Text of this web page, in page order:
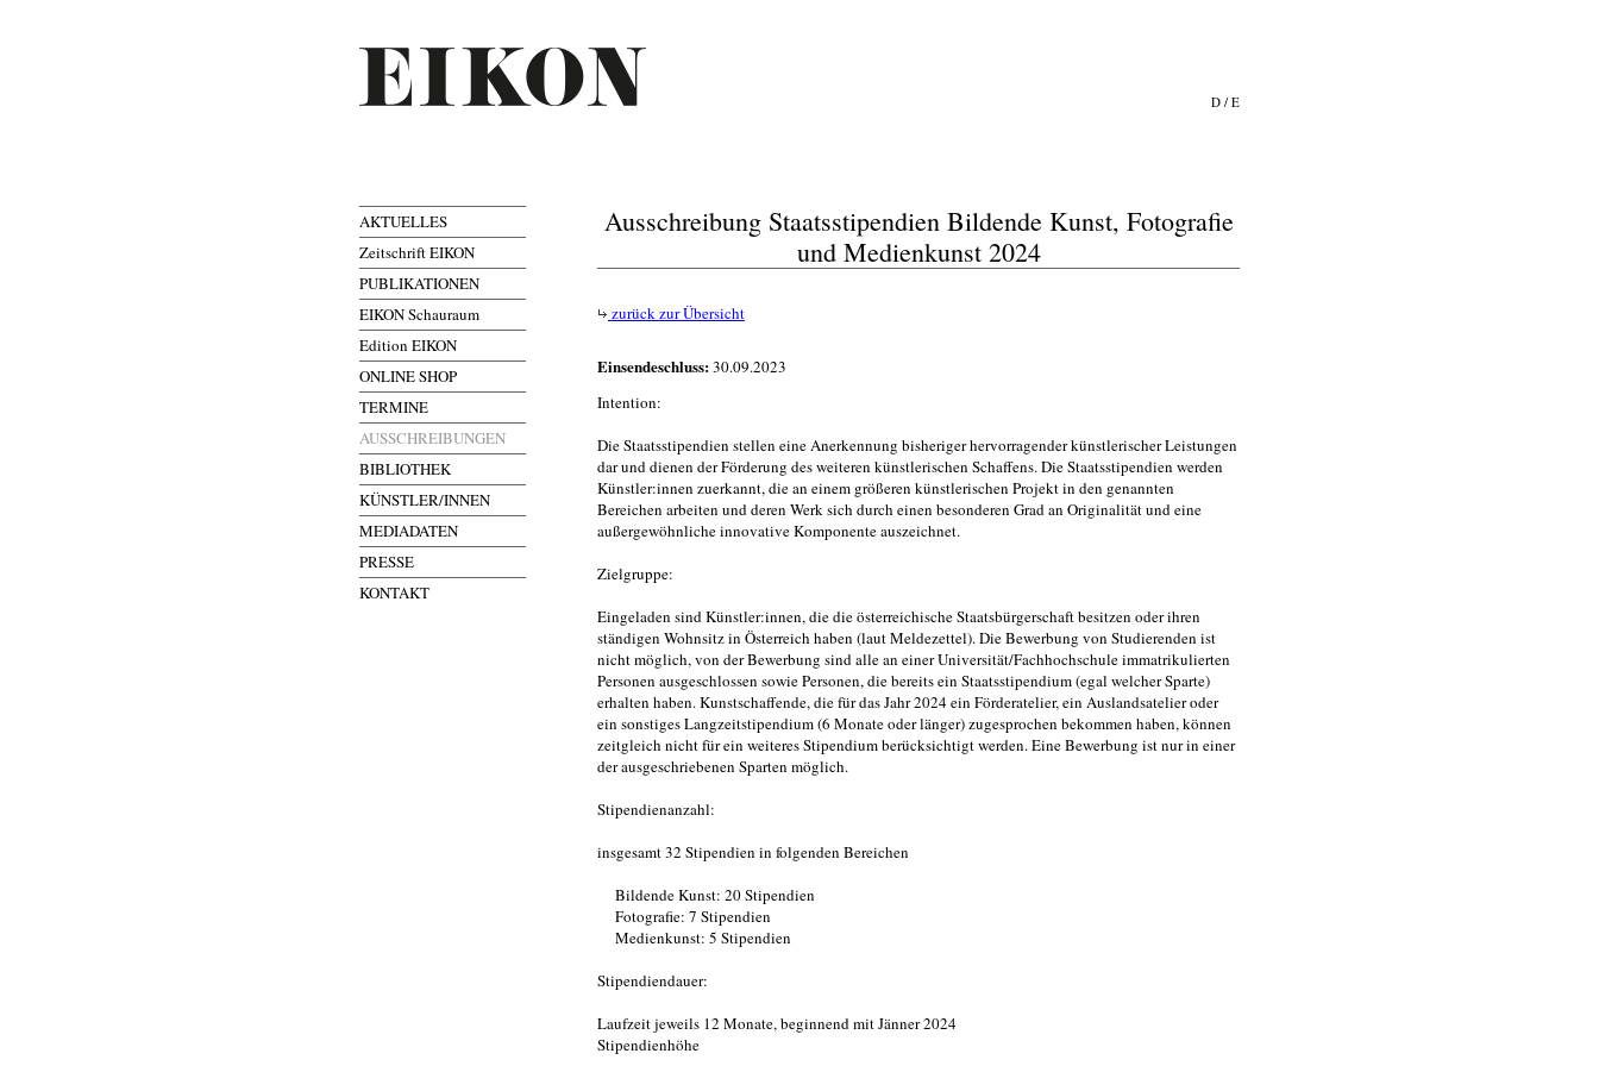
D / E
AKTUELLES
Zeitschrift EIKON
PUBLIKATIONEN
EIKON Schauraum
Edition EIKON
ONLINE SHOP
TERMINE
AUSSCHREIBUNGEN
BIBLIOTHEK
KÜNSTLER/INNEN
MEDIADATEN
PRESSE
KONTAKT
Ausschreibung Staatsstipendien Bildende Kunst, Fotografie
und Medienkunst 2024
zurück zur Übersicht
Einsendeschluss:30.09.2023
Intention:
Die Staatsstipendien stellen eine Anerkennung bisheriger hervorragender künstlerischer Leistungen
dar und dienen der Förderung des weiteren künstlerischen Schaffens. Die Staatsstipendien werden
Künstler:innen zuerkannt, die an einem größeren künstlerischen Projekt in den genannten
Bereichen arbeiten und deren Werk sich durch einen besonderen Grad an Originalität und eine
außergewöhnliche innovative Komponente auszeichnet.
Zielgruppe:
Eingeladen sind Künstler:innen, die die österreichische Staatsbürgerschaft besitzen oder ihren
ständigen Wohnsitz in Österreich haben (laut Meldezettel). Die Bewerbung von Studierenden ist
nicht möglich, von der Bewerbung sind alle an einer Universität/Fachhochschule immatrikulierten
Personen ausgeschlossen sowie Personen, die bereits ein Staatsstipendium (egal welcher Sparte)
erhalten haben. Kunstschaffende, die für das Jahr 2024 ein Förderatelier, ein Auslandsatelier oder
ein sonstiges Langzeitstipendium (6 Monate oder länger) zugesprochen bekommen haben, können
zeitgleich nicht für ein weiteres Stipendium berücksichtigt werden. Eine Bewerbung ist nur in einer
der ausgeschriebenen Sparten möglich.
Stipendienanzahl:
insgesamt 32 Stipendien in folgenden Bereichen
Bildende Kunst: 20 Stipendien
Fotografie: 7 Stipendien
Medienkunst: 5 Stipendien
Stipendiendauer:
Laufzeit jeweils 12 Monate, beginnend mit Jänner 2024
Stipendienhöhe